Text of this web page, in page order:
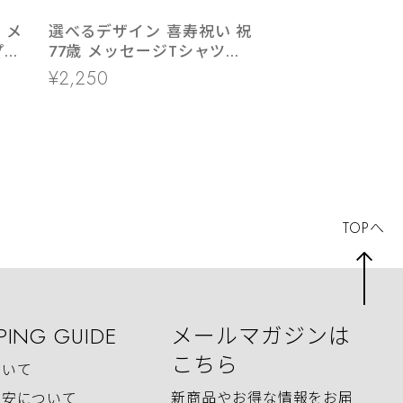
選べるデザイン 喜寿祝い 祝
77歳 メッセージTシャツ
ms107 七十七歳の長寿お祝
い 父 母 祖父 祖母 男性 女
¥2,250
GUIDE
て
について
メールマガジンは
こちら
新商品やお得な情報をお届
TOPへ